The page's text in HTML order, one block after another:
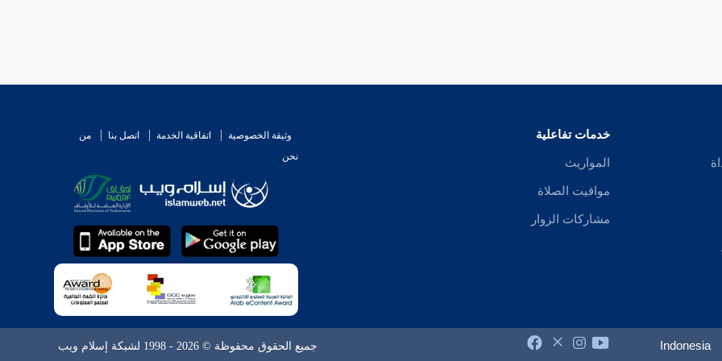
خدمات تفاعلية
المواريث
مواقيت الصلاة
مشاركات الزوار
وثيقة الخصوصية اتفاقية الخدمة اتصل بنا
من
نحن
Indonesia جميع الحقوق محفوظة © 2026 - 1998 لشبكة إسلام ويب